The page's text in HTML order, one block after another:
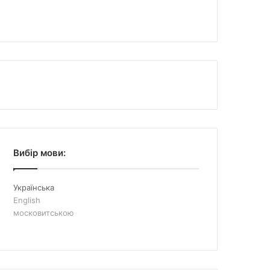
Вибір мови:
Українська
English
московитською